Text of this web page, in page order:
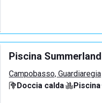
Piscina Summerland
Campobasso, Guardiaregia
Doccia calda· Piscina·